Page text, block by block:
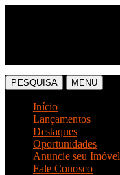
PESQUISA MENU
Início
Lançamentos
Destaques
Oportunidades
Anuncie seu Imóvel
Fale Conosco